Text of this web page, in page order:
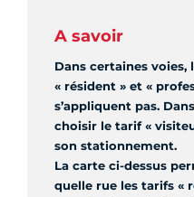
A savoir
Dans certaines
« résident » et «
s’appliquent pas.
choisir le tarif «
son stationnement.
La carte ci-dessus
quelle rue les tarifs «